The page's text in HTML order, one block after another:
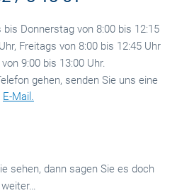
Donnerstag von 8:00 bis 12:15
Freitags von 8:00 bis 12:45 Uhr
9:00 bis 13:00 Uhr.
gehen, senden Sie uns eine
E-Mail.
sehen, dann sagen Sie es doch
weiter…